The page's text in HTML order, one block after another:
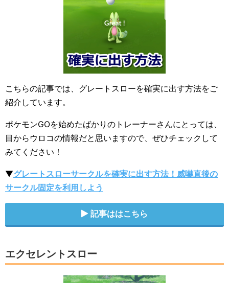
こちらの記事では、グレートスローを確実に出す方法をご
紹介しています。
ポケモンGOを始めたばかりのトレーナーさんにとっては、
目からウロコの情報だと思いますので、ぜひチェックして
みてください！
▼グレートスローサークルを確実に出す方法！威嚇直後の
サークル固定を利用しよう
記事ははこちら
エクセレントスロー